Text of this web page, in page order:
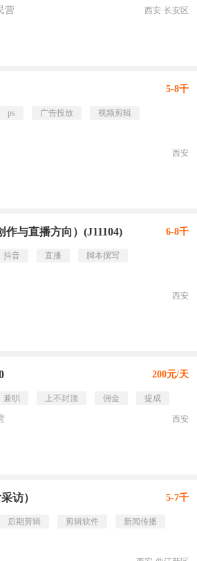
营 西安·长安区
5-8千
ps 广告投放
视频剪辑
西安
与直播方向）(J11104) 6-8千
抖音 直播
脚本撰写
西安
200元/天
兼职 上不封顶 佣金 提成
西安
访） 5-7千
后期剪辑 剪辑软件
新闻传播